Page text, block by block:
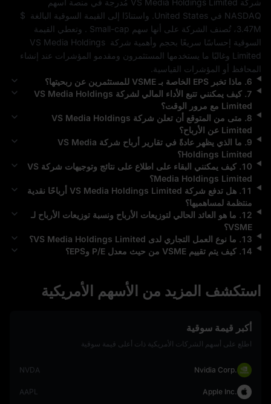
شركة VS Media Holdings Limited مُدرجة في منصة أسهم
NASDAQ في United States . واستنادًا إلى القيمة السوقية البالغة $
3.47M، تُصنف الشركة على أنها سهم Small-cap
السوقية إحساسًا سريعًا بحجم وأهمية شركة VS Media Holdings
Limited
المحافظ أو المؤشرات القياسية.
6
. ماذا تخبر EPS الخاصة بـ VSMEللمستثمرين عن ربحيتها؟
7
. كيف يمكنني تتبع الأداء المالي لشركة VS Media Holdings
Limited مع مرور الوقت؟
8
. متى من المتوقع أن تعلن شركة VS Media Holdings
Limited عن الأرباح؟
9
. ما الذي يظهر عادةً في تقارير أرباح شركة VS Media
Holdings Limited؟
10
. كيف يمكنني البقاء على اطلاع على نتائج وتوجيهات شركة VS
Media Holdings Limited؟
11
. هل تدفع شركة VS Media Holdings Limitedأرباحًا نقدية
منتظمة لمساهميها؟
12
. ما هو العائد الحالي لتوزيعات الأرباح ونسبة توزيعات الأرباح لـ
VSME؟
13
. ما نوع العمل التجاري لدى VS Media Holdings Limited؟
14
. كيف يتم تقييم VSMEمن حيث معدل P/E وEPS؟
استكشف المزيد من الأسهم الأمريكية
أكبر قيمة سوقية
اطلع على أسهم الشركات الأمريكية ذات أعلى قيمة سوقية
Nvidia Corp.
NVDA
Apple Inc.
AAPL